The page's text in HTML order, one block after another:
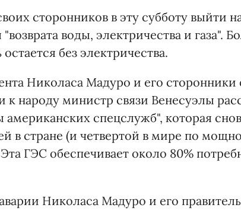
сторонников в эту субботу выйти
воды, электричества и газа".
без электричества.
Николаса Мадуро и его
к народу министр связи Венесуэлы
американских спецслужб", которая
в стране (и четвертой в мире по
ГЭС обеспечивает около 80%
Николаса Мадуро и его